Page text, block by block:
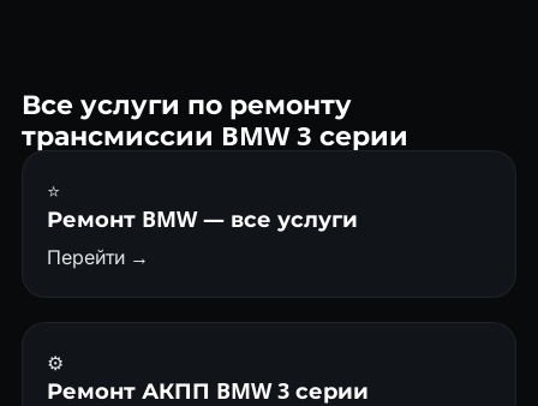
Все услуги по ремонту
трансмиссии BMW 3 серии
⭐
Ремонт BMW — все услуги
Перейти →
⚙️
Ремонт АКПП BMW 3 серии